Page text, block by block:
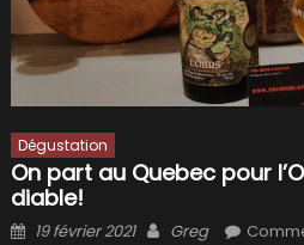
Dégustation
On part au Quebec pour
diable!
Posted
19 février 2021 Author
Greg